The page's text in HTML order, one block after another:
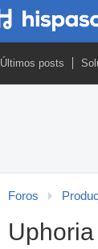
Últimos posts
Foros